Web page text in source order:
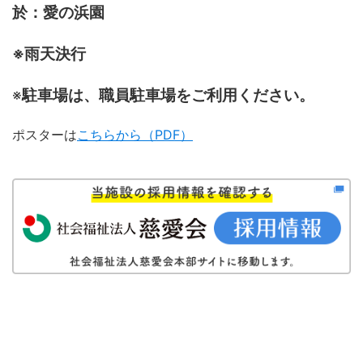
於：愛の浜園
※雨天決行
※駐車場は、職員駐車場をご利用ください。
ポスターはこちらから（PDF）